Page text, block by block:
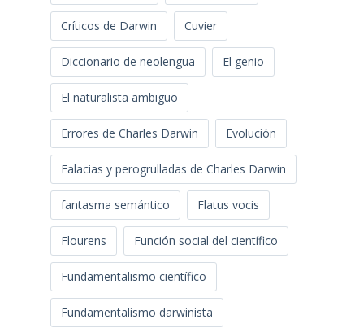
Críticos de Darwin Cuvier
Diccionario de neolengua El genio
El naturalista ambiguo
Errores de Charles Darwin Evolución
Falacias y perogrulladas de Charles Darwin
fantasma semántico Flatus vocis
Flourens Función social del científico
Fundamentalismo científico
Fundamentalismo darwinista